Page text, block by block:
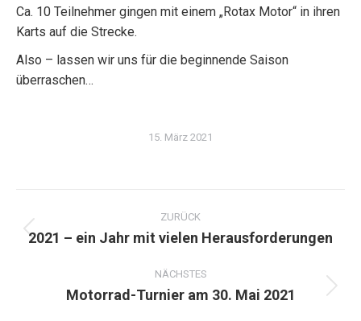
Ca. 10 Teilnehmer gingen mit einem „Rotax Motor“ in ihren
Karts auf die Strecke.
Also – lassen wir uns für die beginnende Saison
überraschen…
15. März 2021
ZURÜCK
Vorheriger
2021 – ein Jahr mit vielen Herausforderungen
NÄCHSTES
Nächster
Motorrad-Turnier am 30. Mai 2021